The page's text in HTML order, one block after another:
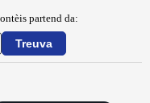
partend da: